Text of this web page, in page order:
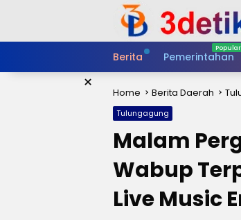
Berita Pemerintahan
× Home Berita Daerah
Tulungagung
Malam
Wabup
Live Music